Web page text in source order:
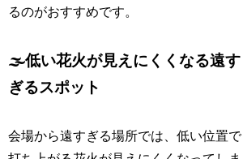
るのがおすすめです。
🌫️低い花火が見えにくくなる遠す
ぎるスポット
会場から遠すぎる場所では、低い位置で